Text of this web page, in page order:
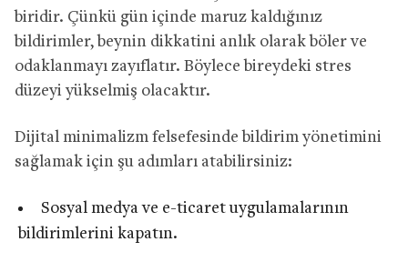
biridir. Çünkü gün içinde maruz kaldığınız
bildirimler, beynin dikkatini anlık olarak böler ve
odaklanmayı zayıflatır. Böylece bireydeki stres
düzeyi yükselmiş olacaktır.
Dijital minimalizm felsefesinde bildirim yönetimini
sağlamak için şu adımları atabilirsiniz:
Sosyal medya ve e-ticaret uygulamalarının
bildirimlerini kapatın.